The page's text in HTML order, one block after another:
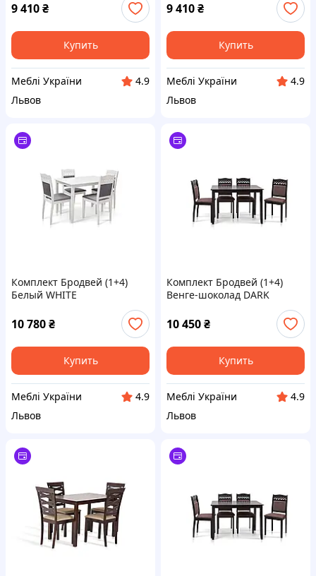
9 410₴
Купить
Меблі України
4.9
Львов
9 410₴
Купить
Меблі України
4.9
Львов
Комплект Бродвей (1+4)
Белый WHITE
10 780₴
Купить
Меблі України
4.9
Львов
Комплект Бродвей (1+4)
Венге-шоколад DARK
10 450₴
Купить
Меблі України
4.9
Львов